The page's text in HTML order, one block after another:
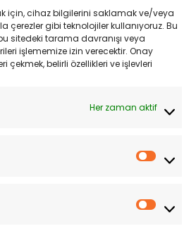
için, cihaz bilgilerini saklamak ve/veya
çerezler gibi teknolojiler kullanıyoruz. Bu
sitedeki tarama davranışı veya
işlememize izin verecektir. Onay
çekmek, belirli özellikleri ve işlevleri
Her zaman aktif